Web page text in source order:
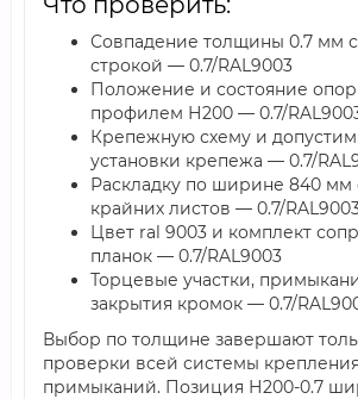
Совпадение толщины 0.7 мм
строкой — 0.7/RAL9003
Положение и состояние
профилем Н200 — 0.7/
Крепежную схему и
установки крепежа — 0.7/
Раскладку по ширине 840 мм
крайних листов — 0.7/
Цвет ral 9003 и комплект
планок — 0.7/RAL9003
Торцевые участки,
закрытия кромок — 0.7/
Выбор по толщине завершают
проверки всей системы
примыканий. Позиция Н200-0.7